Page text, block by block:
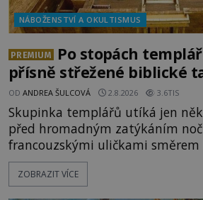
NÁBOŽENSTVÍ A OKULTISMUS
PREMIUM
Po stopách
přísně střežené biblické
OD ANDREA ŠULCOVÁ 2.8.2026 3.6TIS
Skupinka templářů utíká jen
před hromadným zatýkáním
francouzskými uličkami směrem
přístavu. Jeden z nich má přes
tajemným obsahem. Kapitán lodi už na ně čeká.
ZOBRAZIT VÍCE